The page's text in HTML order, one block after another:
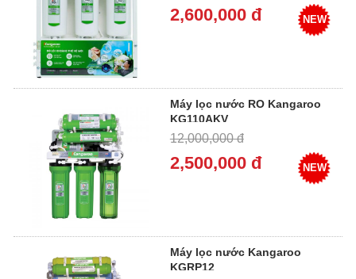
2,600,000 đ NEW
Máy lọc nước RO Kangaroo
KG110AKV
12,000,000 đ
2,500,000 đ NEW
Máy lọc nước Kangaroo
KGRP12